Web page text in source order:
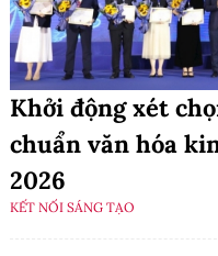
Khởi động xét
chuẩn văn hóa
2026
KẾT NỐI SÁNG TẠO